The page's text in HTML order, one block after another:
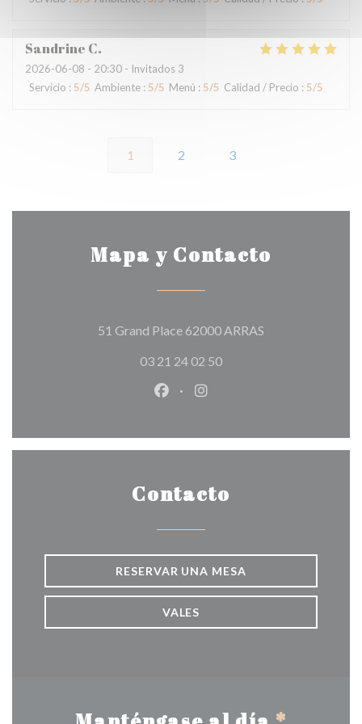
Sandrine C
2026-06-08 - 20:30 - Invitados 3
Servicio : 5/5 Ambiente : 5/5 Menú : 5/5 Calidad / Precio : 5/5
1 2 3
Mapa y Contacto
51 Grand Place 62000 ARRAS
03 21 24 02 50
Facebook ((abre en una nueva
Instagram ((abre en una
Contacto
RESERVAR UNA MESA
VALES